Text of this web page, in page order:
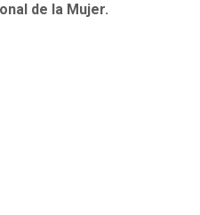
de la Mujer.